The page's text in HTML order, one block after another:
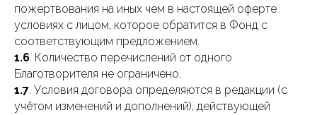
пожертвования на иных чем в настоящей оферте
условиях с лицом, которое обратится в Фонд с
соответствующим предложением.
1.6. Количество перечислений от одного
Благотворителя не ограничено.
1.7. Условия договора определяются в редакции (с
учётом изменений и дополнений), действующей